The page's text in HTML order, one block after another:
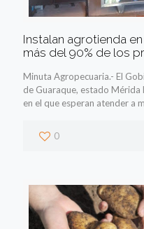
Instalan agrotienda
más del 90% de los
Minuta Agropecuaria.- El
de Guaraque, estado
en el que esperan atender a
0